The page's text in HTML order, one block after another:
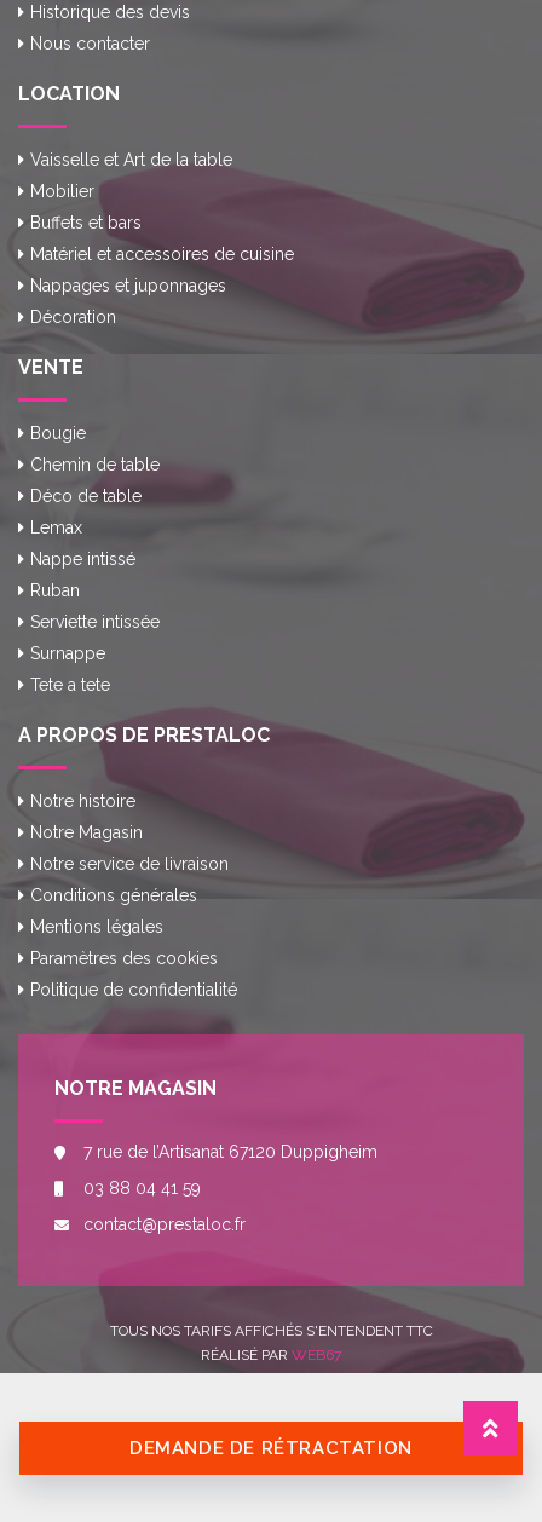
Historique des devis
Nous contacter
LOCATION
Vaisselle et Art de la table
Mobilier
Buffets et bars
Matériel et accessoires de cuisine
Nappages et juponnages
Décoration
VENTE
Bougie
Chemin de table
Déco de table
Lemax
Nappe intissé
Ruban
Serviette intissée
Surnappe
Tete a tete
A PROPOS DE PRESTALOC
Notre histoire
Notre Magasin
Notre service de livraison
Conditions générales
Mentions légales
Paramètres des cookies
Politique de confidentialité
NOTRE MAGASIN
7 rue de l’Artisanat 67120 Duppigheim
03 88 04 41 59
contact@prestaloc.fr
TOUS NOS TARIFS AFFICHÉS S'ENTENDENT TTC
RÉALISÉ PAR WEB67
DEMANDE DE RÉTRACTATION